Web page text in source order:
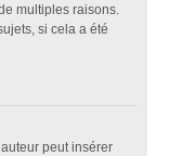
multiples raisons.
si cela a été
peut insérer